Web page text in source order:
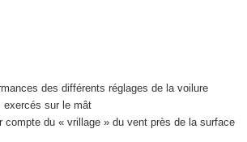
des différents réglages de la voilure
exercés sur le mât
compte du « vrillage » du vent près de la surface